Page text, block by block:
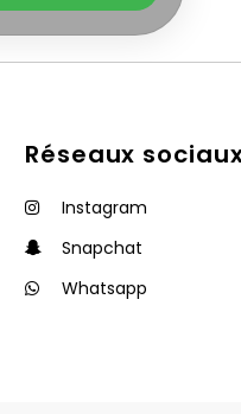
Réseaux
Instagram
Snapchat
Whatsapp